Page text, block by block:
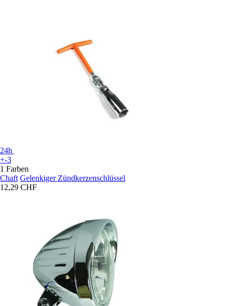
24h
+-3
1 Farben
Chaft Gelenkiger Zündkerzenschlüssel
12,29 CHF